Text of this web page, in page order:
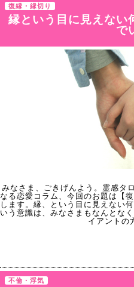
復縁・縁切り
縁という目に見えない
で
みなさま、ごきげんよう。霊感タ
なる恋愛コラム、今回のお題は【
します。縁、という目に見えない
いう意識は、みなさまもなんとな
イアント
不倫・浮気